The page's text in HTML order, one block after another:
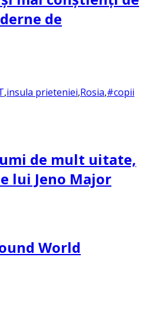
de
,insula prieteniei,Rosia,#copii
de mult uitate,
lui Jeno Major
World